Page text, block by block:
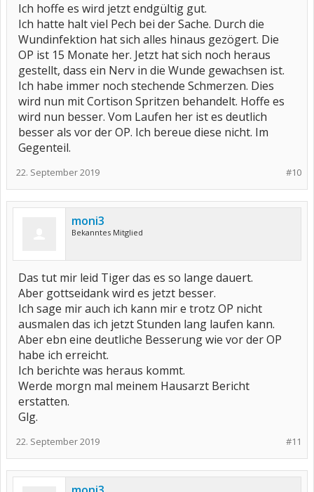
Ich hoffe es wird jetzt endgültig gut.
Ich hatte halt viel Pech bei der Sache. Durch die
Wundinfektion hat sich alles hinaus gezögert. Die
OP ist 15 Monate her. Jetzt hat sich noch heraus
gestellt, dass ein Nerv in die Wunde gewachsen ist.
Ich habe immer noch stechende Schmerzen. Dies
wird nun mit Cortison Spritzen behandelt. Hoffe es
wird nun besser. Vom Laufen her ist es deutlich
besser als vor der OP. Ich bereue diese nicht. Im
Gegenteil.
#10
22. September 2019
moni3
Bekanntes Mitglied
Das tut mir leid Tiger das es so lange dauert.
Aber gottseidank wird es jetzt besser.
Ich sage mir auch ich kann mir e trotz OP nicht
ausmalen das ich jetzt Stunden lang laufen kann.
Aber ebn eine deutliche Besserung wie vor der OP
habe ich erreicht.
Ich berichte was heraus kommt.
Werde morgn mal meinem Hausarzt Bericht
erstatten.
Glg.
#11
22. September 2019